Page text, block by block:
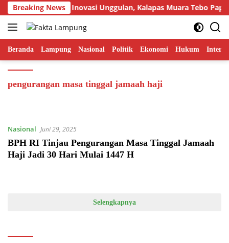
Langsung
ke
konten
Breaking News
Tampilkan Inovasi Unggulan, Kalapas Muara Tebo
Beranda Lampung Nasional Politik Ekonomi Hukum
pengurangan masa tinggal jamaah haji
Nasional Juni 29, 2025
BPH RI Tinjau Pengurangan Masa Tinggal Jamaah
Haji Jadi 30 Hari Mulai 1447 H
Selengkapnya